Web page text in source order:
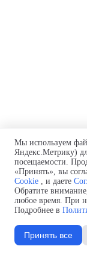
Мы используем
Яндекс.Метрику)
посещаемости.
«Принять», вы
Cookie , и даете
Обратите
любое время. При
Подробнее в
Принять все